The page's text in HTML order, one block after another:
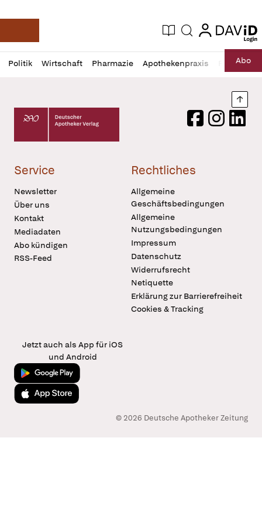
Deutsche Apotheker Zeitung
Aktuelle Ausgabe
Suche login
login
Politik Wirtschaft Pharmazie Apothekenpraxis RechtAbo
Profil
öffnen
Daz
Pur
Deutscher Apotheker Verlag Logo
FacebookInstagram
Service
Newsletter
Über uns
Kontakt
Mediadaten
Abo kündigen
RSS-Feed
Rechtliches
Allgemeine
Geschäftsbedingungen
Allgemeine
Nutzungsbedingungen
Impressum
Datenschutz
Widerrufsrecht
Netiquette
Erklärung zur Barrierefreiheit
Cookies & Tracking
Jetzt auch als App für iOS
und Android
Jetzt bei Google Play
Laden im App Store
© 2026 Deutsche Apotheker Zeitung